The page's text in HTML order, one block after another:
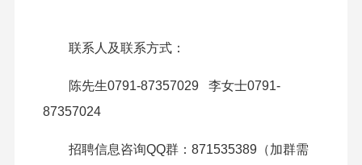
联系人及联系方式：
陈先生0791-87357029 李女士0791-
87357024
招聘信息咨询QQ群：871535389（加群需